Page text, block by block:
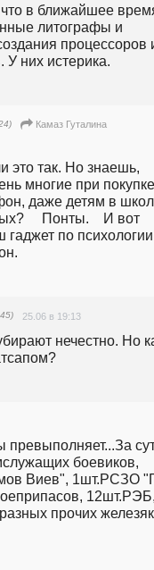
в ближайшее
литографы и
процессоров
У них истерика.
Камaз Гутaлина
это так. Но знаешь,
многие при покупке
даже детям в
Понты.    И вот
по психологии
25.06 в 19:13
нечестно. Но
превыполняет...За
боевиков,
Виев", 1шт.РСЗО
прочих